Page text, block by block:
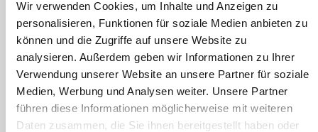
Wir verwenden Cookies, um Inhalte und Anzeigen zu
personalisieren, Funktionen für soziale Medien anbieten zu
können und die Zugriffe auf unsere Website zu
analysieren. Außerdem geben wir Informationen zu Ihrer
Verwendung unserer Website an unsere Partner für soziale
Medien, Werbung und Analysen weiter. Unsere Partner
führen diese Informationen möglicherweise mit weiteren
Daten zusammen, die Sie ihnen bereitgestellt haben oder
Office Nap